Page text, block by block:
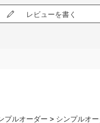
レビューを書く
プルオーダー シンプルオ